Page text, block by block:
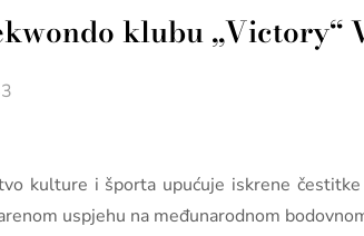
klubu „Victory“
kulture i športa upućuje iskrene
uspjehu na međunarodnom